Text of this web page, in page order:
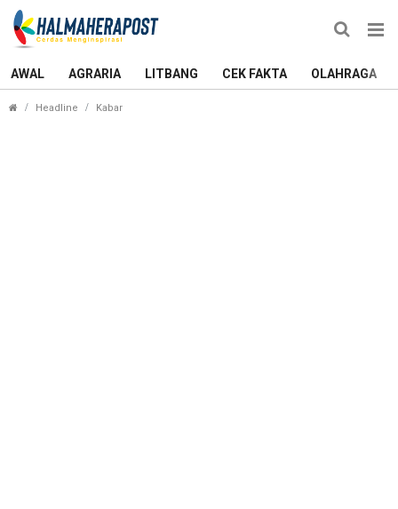
AWAL AGRARIA LITBANG CEK FAKTA OLAHRAGA
Headline Kabar